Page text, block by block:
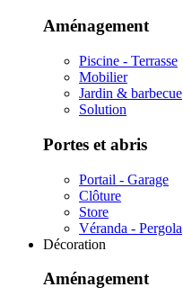
Aménagement
Piscine - Terrasse
Mobilier
Jardin & barbecue
Solution
Portes et abris
Portail - Garage
Clôture
Store
Véranda - Pergola
Décoration
Aménagement